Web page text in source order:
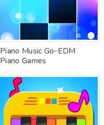
Piano Music Go-EDM
Piano Games